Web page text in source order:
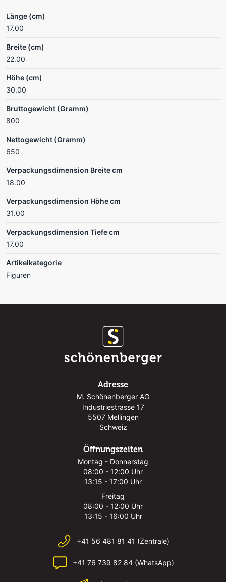
Länge (cm)
17.00
Breite (cm)
22.00
Höhe (cm)
30.00
Bruttogewicht (Gramm)
800
Nettogewicht (Gramm)
650
Verpackungsdimension Breite cm
18.00
Verpackungsdimension Höhe cm
31.00
Verpackungsdimension Tiefe cm
17.00
Artikelkategorie
Figuren
Adresse
M. Schönenberger AG
Industriestrasse 17
5507 Mellingen
Schweiz
Öffnungszeiten
Montag - Donnerstag
08:00 - 12:00 Uhr
13:15 - 17:00 Uhr
Freitag
08:00 - 12:00 Uhr
13:15 - 16:00 Uhr
+41 56 481 81 41 (Zentrale)
+41 76 739 82 84 (WhatsApp)